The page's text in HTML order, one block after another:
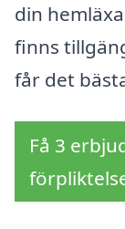
din
finns
får det
Få 3